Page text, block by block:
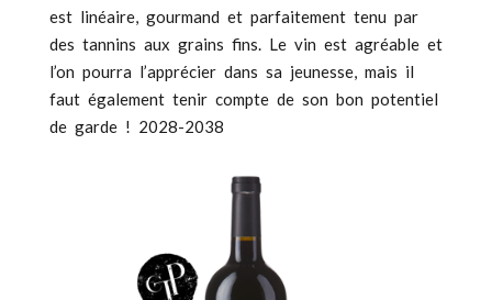
est linéaire, gourmand et parfaitement tenu par
des tannins aux grains fins. Le vin est agréable et
l’on pourra l’apprécier dans sa jeunesse, mais il
faut également tenir compte de son bon potentiel
de garde ! 2028-2038